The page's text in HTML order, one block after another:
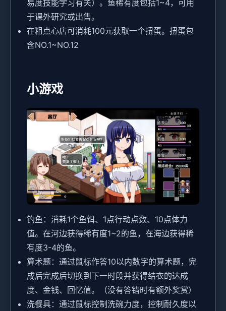
易度技能学习有关）。鱼稀有度包括1~4，可用
于课外研究或出售。
在粗点心店可消耗100元获取一个扭蛋。扭蛋包
含NO.1~NO.12
小游戏
钓鱼：消耗1个鱼饵、1点行动点数、10点体力
值。在河边获得稀有度1~2的鱼，在海边获得稀
有度3-4的鱼。
算术题：通过鼠标作答10以内数字的算术题，完
成后完成后切换到下一时段并获得结衣的达成
度、金钱、回忆值。（没有答错时有额外奖赏）
洗餐具：通过鼠标控制洗碗力度，控制耐久度以